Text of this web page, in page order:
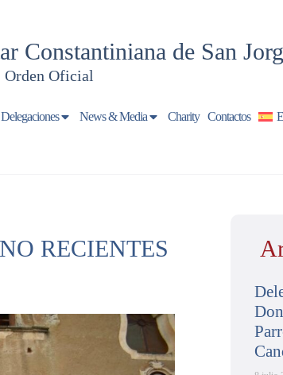
Constantiniana de San
Orden Oficial
Delegaciones News & Media Charity Contactos
RECIENTES